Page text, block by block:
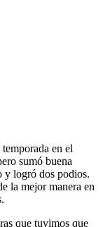
en el
sumó buena
y logró dos podios.
la mejor manera en
que tuvimos que